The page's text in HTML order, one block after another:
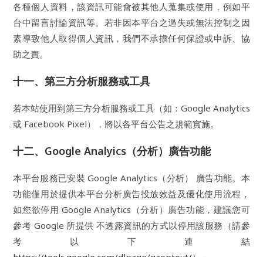
各種個人資料，該資訊可能會被其他人蒐集或使用，例如平
台中留言討論資訊等。若非因本平台之過失或無法控制之因
素導致他人取得個人資訊，我們不承擔任何保證或申訴、協
助之責。
十一、第三方分析服務或工具
若本站使用到第三方分析服務或工具（如：Google Analytics
或 Facebook Pixel），將以各平台公告之規範實施。
十二、Google Analyics（分析）廣告功能
本平台服務已安裝 Google Analytics（分析） 廣告功能。本
功能僅用於提供本平台分析廣告投放效益及優化使用流程，
如您欲停用 Google Analytics（分析）廣告功能，建議您可
參考 Google 所提供 不透露資訊的方式以停用該服務（請參
考以下連結